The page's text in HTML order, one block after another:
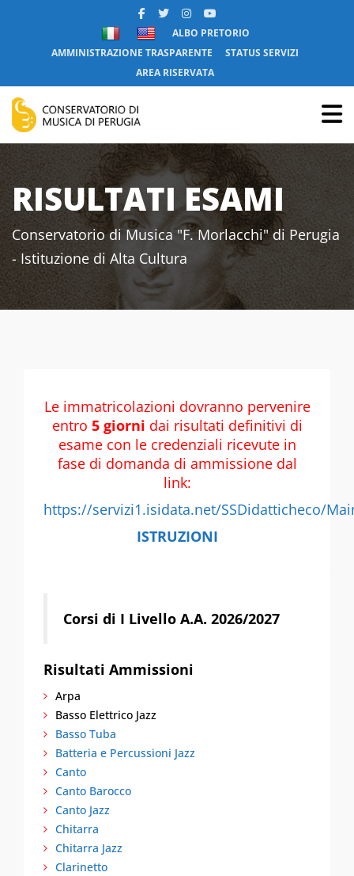
ALBO PRETORIO
AMMINISTRAZIONE TRASPARENTE
STATUS SERVIZI
AREA RISERVATA
RISULTATI ESAMI
Conservatorio di Musica "F. Morlacchi" di Perugia
- Istituzione di Alta Cultura
Le immatricolazioni dovranno pervenire
entro 5 giorni dai risultati definitivi di
esame con le credenziali ricevute in
fase di domanda di ammissione dal
link:
https://servizi1.isidata.net/SSDidatticheco/
ISTRUZIONI
Corsi di I Livello A.A. 2026/2027
Risultati Ammissioni
Arpa
Basso Elettrico Jazz
Basso Tuba
Batteria e Percussioni Jazz
Canto
Canto Barocco
Canto Jazz
Chitarra
Chitarra Jazz
Clarinetto